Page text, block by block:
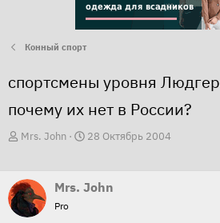
Конный спорт
спортсмены уровня
почему их нет в России?
А
о
р
Mrs. John
Д
а
28 Октябрь 2004
Mrs. John
Pro